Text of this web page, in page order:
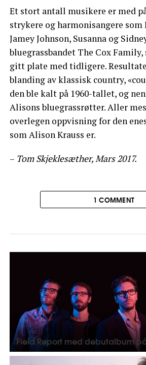
Et stort antall musikere er med
strykere og harmonisangere
Jamey Johnson, Susanna og
bluegrassbandet The Cox Family,
gitt plate med tidligere.
blanding av klassisk country,
den ble kalt på 1960-tallet, og
Alisons bluegrassrøtter. Aller
overlegen oppvisning for den
som Alison Krauss er.
– Tom Skjeklesæther, Mars 2017.
1 COMMENT
Field Report med debutalbum